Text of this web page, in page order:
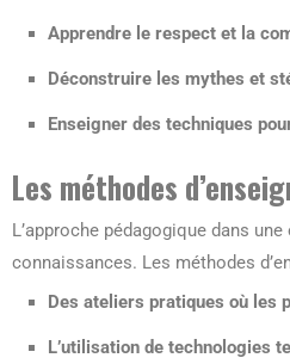
Apprendre le respect et la
Déconstruire les mythes et
Enseigner des techniques
Les méthodes
L’approche pédagogique dans
connaissances. Les méthodes
Des ateliers pratiques où les
L’utilisation de technologies